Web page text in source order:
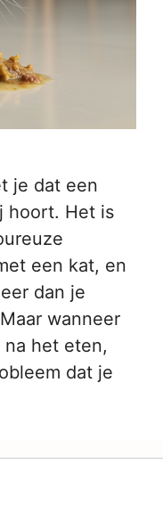
je dat een
hoort. Het is
een kat, en
dan je
wanneer
het eten,
dat je